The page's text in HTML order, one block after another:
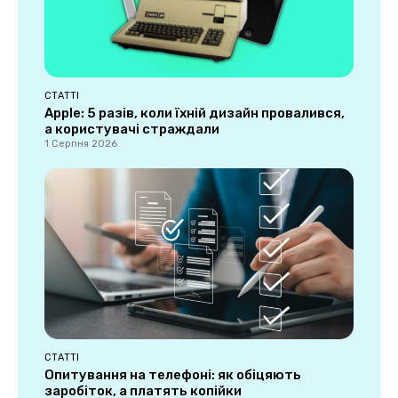
СТАТТІ
Apple: 5 разів, коли їхній дизайн провалився,
а користувачі страждали
1 Серпня 2026
СТАТТІ
Опитування на телефоні: як обіцяють
заробіток, а платять копійки